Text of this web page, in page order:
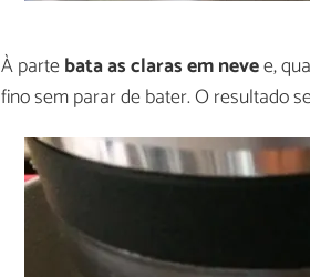
À partebata as claras em nevee,
fino sem parar de bater. O resultado